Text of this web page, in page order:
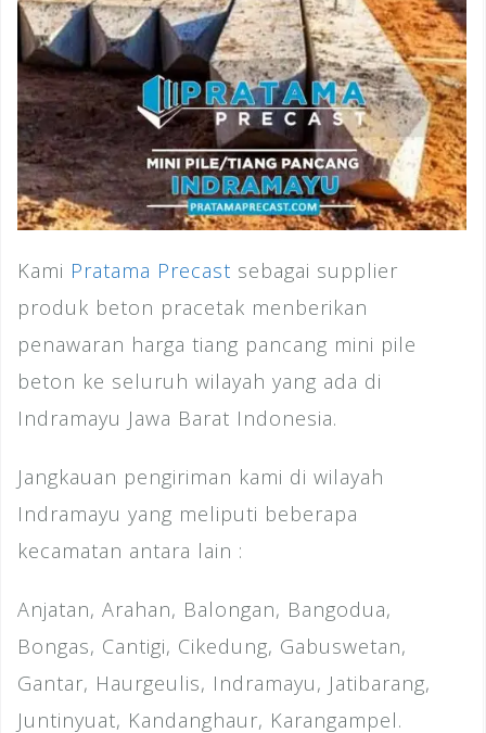
Kami Pratama Precast sebagai supplier
produk beton pracetak menberikan
penawaran harga tiang pancang mini pile
beton ke seluruh wilayah yang ada di
Indramayu Jawa Barat Indonesia.
Jangkauan pengiriman kami di wilayah
Indramayu yang meliputi beberapa
kecamatan antara lain :
Anjatan, Arahan, Balongan, Bangodua,
Bongas, Cantigi, Cikedung, Gabuswetan,
Gantar, Haurgeulis, Indramayu, Jatibarang,
Juntinyuat, Kandanghaur, Karangampel.